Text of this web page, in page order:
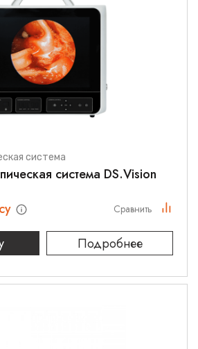
система
система DS.Vision
Подробнее
Сравнить